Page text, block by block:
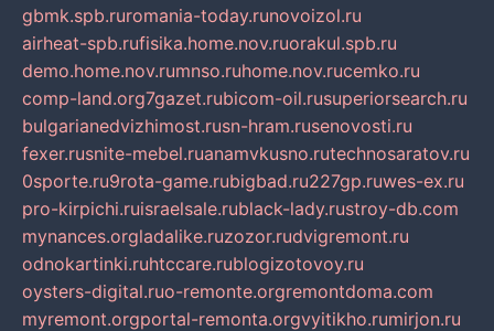
gbmk.spb.ruromania-today.runovoizol.ru
airheat-spb.rufisika.home.nov.ruorakul.spb.ru
demo.home.nov.rumnso.ruhome.nov.rucemko.ru
comp-land.org7gazet.rubicom-oil.rusuperiorsearch.ru
bulgarianedvizhimost.rusn-hram.rusenovosti.ru
fexer.rusnite-mebel.ruanamvkusno.rutechnosaratov.ru
0sporte.ru9rota-game.rubigbad.ru227gp.ruwes-ex.ru
pro-kirpichi.ruisraelsale.rublack-lady.rustroy-db.com
mynances.orgladalike.ruzozor.rudvigremont.ru
odnokartinki.ruhtccare.rublogizotovoy.ru
oysters-digital.ruo-remonte.orgremontdoma.com
myremont.orgportal-remonta.orgvyitikho.rumirjon.ru